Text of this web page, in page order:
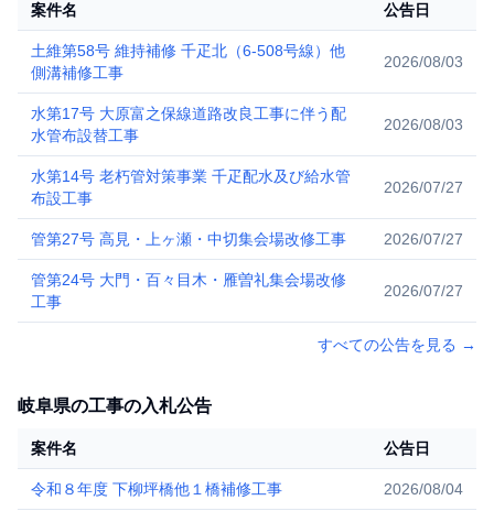
案件名 公告日
土維第58号 維持補修 千疋北（6-508号線）他
側溝補修工事
2026/08/03
水第17号 大原富之保線道路改良工事に伴う配
水管布設替工事
2026/08/03
水第14号 老朽管対策事業 千疋配水及び給水管
布設工事
2026/07/27
管第27号 高見・上ヶ瀬・中切集会場改修工事 2026/07/27
管第24号 大門・百々目木・雁曽礼集会場改修
工事
2026/07/27
すべての公告を見る →
岐阜県の工事の入札公告
案件名 公告日
令和８年度 下柳坪橋他１橋補修工事 2026/08/04